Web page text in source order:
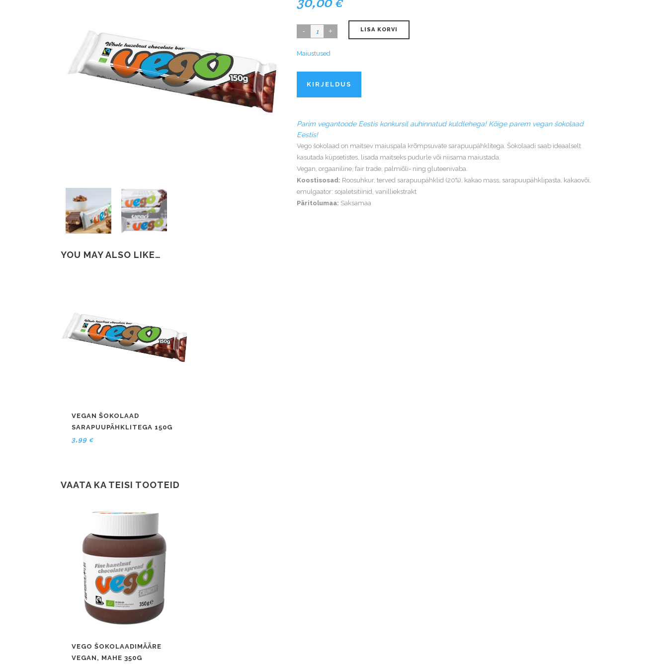
LISA KORVI
Maiustused
KIRJELDUS
Parim vegantoode Eestis konkursil auhinnatud kuldlehega! Kõige parem vegan šokolaad
Eestis!
Vego šokolaad on maitsev maiuspala krõmpsuvate sarapuupähklitega. Šokolaadi saab ideaalselt
kasutada küpsetistes, lisada maitseks pudurle või niisama maiustada.
Vegan, orgaaniline, fair trade, palmiõli- ning gluteenivaba.
Koostisosad: Roosuhkur, terved sarapuupähklid (20%), kakao mass, sarapuupähklipasta, kakaovõi,
emulgaator: sojaletsitiinid, vanilliekstrakt
Päritolumaa: Saksamaa
YOU MAY ALSO LIKE…
VEGAN ŠOKOLAAD
SARAPUUPÄHKLITEGA 150G
3,99 €
VAATA KA TEISI TOOTEID
VEGO ŠOKOLAADIMÄÄRE
VEGAN, MAHE 350G